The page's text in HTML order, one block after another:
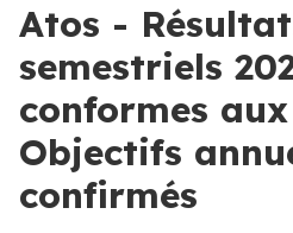
Atos -
semestriels
conformes
Objectifs
confirmés